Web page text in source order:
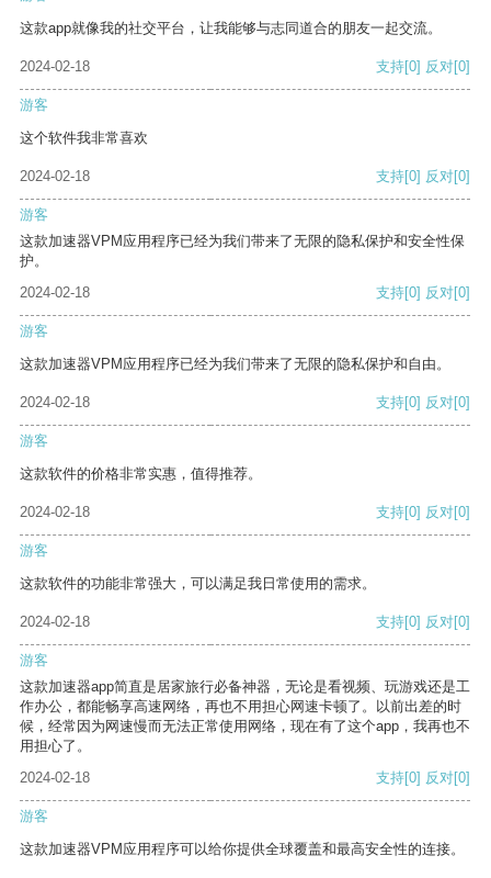
这款app就像我的社交平台，让我能够与志同道合的朋友一起交流。
2024-02-18 支持[0] 反对[0]
游客
这个软件我非常喜欢
2024-02-18 支持[0] 反对[0]
游客
这款加速器VPM应用程序已经为我们带来了无限的隐私保护和安全性保
护。
2024-02-18
支持[0] 反对[0]
游客
这款加速器VPM应用程序已经为我们带来了无限的隐私保护和自由。
2024-02-18 支持[0] 反对[0]
游客
这款软件的价格非常实惠，值得推荐。
2024-02-18 支持[0] 反对[0]
游客
这款软件的功能非常强大，可以满足我日常使用的需求。
2024-02-18 支持[0] 反对[0]
游客
这款加速器app简直是居家旅行必备神器，无论是看视频、玩游戏还是工
作办公，都能畅享高速网络，再也不用担心网速卡顿了。以前出差的时
候，经常因为网速慢而无法正常使用网络，现在有了这个app，我再也不
用担心了。
2024-02-18
支持[0] 反对[0]
游客
这款加速器VPM应用程序可以给你提供全球覆盖和最高安全性的连接。